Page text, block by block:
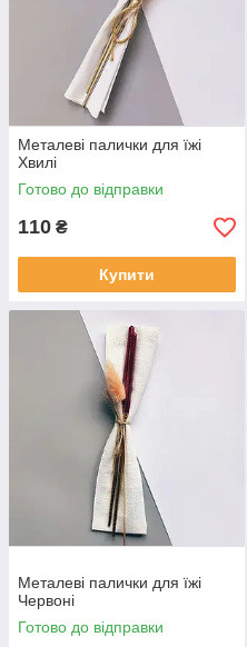
Металеві палички для їжі
Хвилі
Готово до відправки
110 ₴
Купити
Металеві палички для їжі
Червоні
Готово до відправки